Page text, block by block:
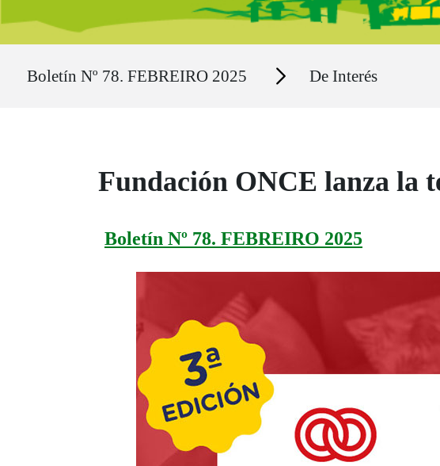
Boletín Nº 78. FEBREIRO 2025 Secciones De Interés
Fundación ONCE lanza la
Boletín Nº 78. FEBREIRO 2025